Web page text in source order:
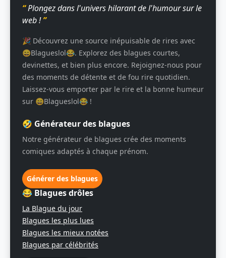
“Plongez dans l'univers hilarant de l'humour sur le
web !”
🎉 Découvrez une source inépuisable de rires avec
😄Blagueslol😂. Explorez des blagues courtes,
devinettes, et bien plus encore. Rejoignez-nous pour
des moments de détente et de fou rire quotidien.
Laissez-vous emporter par le rire et la bonne humeur
sur 😄Blagueslol😂 !
🤣 Générateur des blagues
Notre générateur de blagues crée des moments
comiques adaptés à chaque prénom.
Générer des blagues
😂 Blagues drôles
La Blague du jour
Blagues les plus lues
Blagues les mieux notées
Blagues par célébrités